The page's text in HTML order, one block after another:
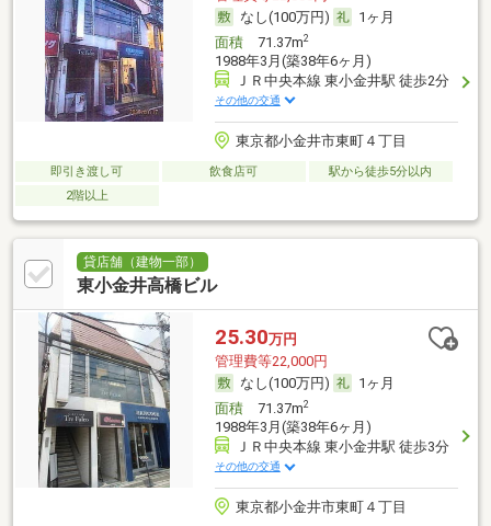
なし(100万円)
1ヶ月
面積71.37m2
1988年3月(築38年6ヶ月)
ＪＲ中央本線 東小金井駅 徒歩2分
その他の交通
東京都小金井市東町４丁目
即引き渡し可 飲食店可
駅から徒歩5分以内
2階以上
貸店舗（建物一部）
東小金井高橋ビル
25.30万円
管理費等22,000円
なし(100万円)
1ヶ月
面積71.37m2
1988年3月(築38年6ヶ月)
ＪＲ中央本線 東小金井駅 徒歩3分
その他の交通
東京都小金井市東町４丁目